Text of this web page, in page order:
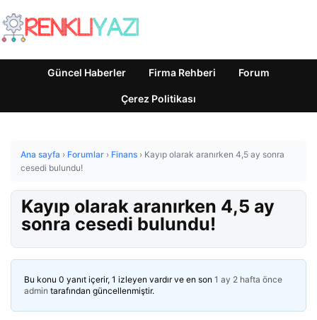
Güncel Haberler Firma Rehberi Forum
Çerez Politikası
Ana sayfa › Forumlar › Finans › Kayıp olarak aranırken 4,5 ay sonra
cesedi bulundu!
Kayıp olarak aranırken 4,5 ay
sonra cesedi bulundu!
Bu konu 0 yanıt içerir, 1 izleyen vardır ve en son 1 ay 2 hafta önce
admin tarafından güncellenmiştir.